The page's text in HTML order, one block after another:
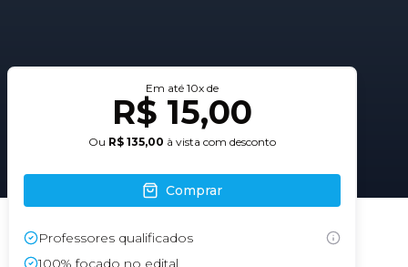
Em até 10x de
R$ 15,00
Ou R$ 135,00 à vista com desconto
Comprar
Professores qualificados
100% focado no edital